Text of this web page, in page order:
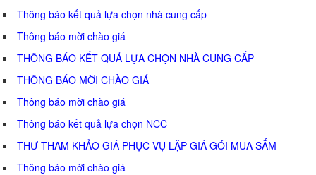
Thông báo kết quả lựa chọn nhà cung cấp
Thông báo mời chào giá
THÔNG BÁO KẾT QUẢ LỰA CHỌN NHÀ CUNG CẤP
THÔNG BÁO MỜI CHÀO GIÁ
Thông báo mời chào giá
Thông báo kết quả lựa chọn NCC
THƯ THAM KHẢO GIÁ PHỤC VỤ LẬP GIÁ GÓI MUA SẮM
Thông báo mời chào giá